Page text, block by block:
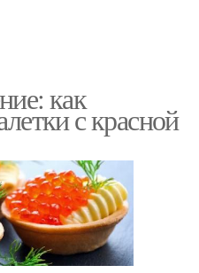
как
с красной